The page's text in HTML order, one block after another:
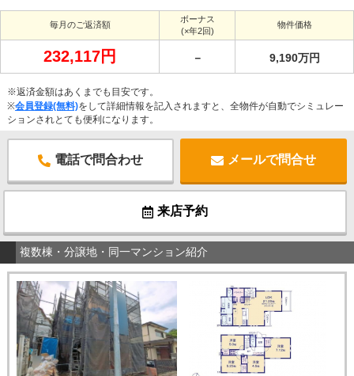
毎月のご返済額
ボーナス
(×年2回)
物件価格
232,117円 － 9,190万円
※返済金額はあくまでも目安です。
※会員登録(無料)をして詳細情報を記入されますと、全物件が自動でシミュレー
ションされとても便利になります。
電話で問合わせ メールで問合せ
来店予約
複数棟・分譲地・同一マンション紹介